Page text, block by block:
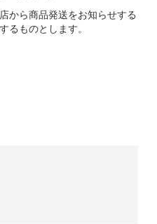
から商品発送をお知らせする
るものとします。